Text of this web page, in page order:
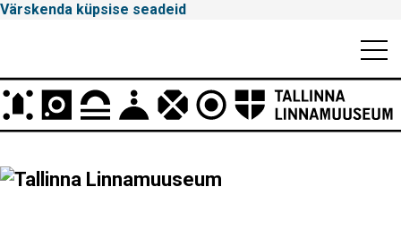
Värskenda küpsise seadeid
Peamenüü